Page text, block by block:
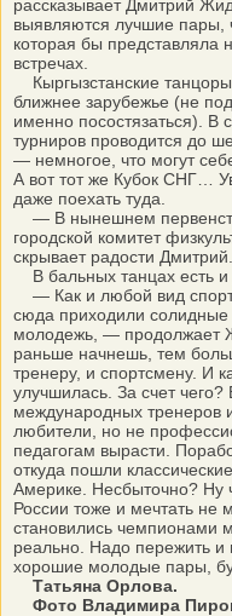
рассказывает Дмитрий
выявляются лучшие пары,
которая бы представляла
встречах.
Кыргызстанские
ближнее зарубежье (не
именно посостязаться). В
турниров проводится до
— немногое, что могут
А вот тот же Кубок СНГ…
даже поехать туда.
— В нынешнем
городской комитет
скрывает радости Дмитрий.
В бальных танцах есть и
— Как и любой вид
сюда приходили
молодежь, — продолжает
раньше начнешь, тем
тренеру, и спортсмену. И
улучшилась. За счет
международных тренеров
любители, но не
педагогам вырасти.
откуда пошли
Америке. Несбыточно? Ну
России тоже и мечтать не
становились чемпионами
реально. Надо пережить и
хорошие молодые пары,
Татьяна Орлова.
Фото Владимира